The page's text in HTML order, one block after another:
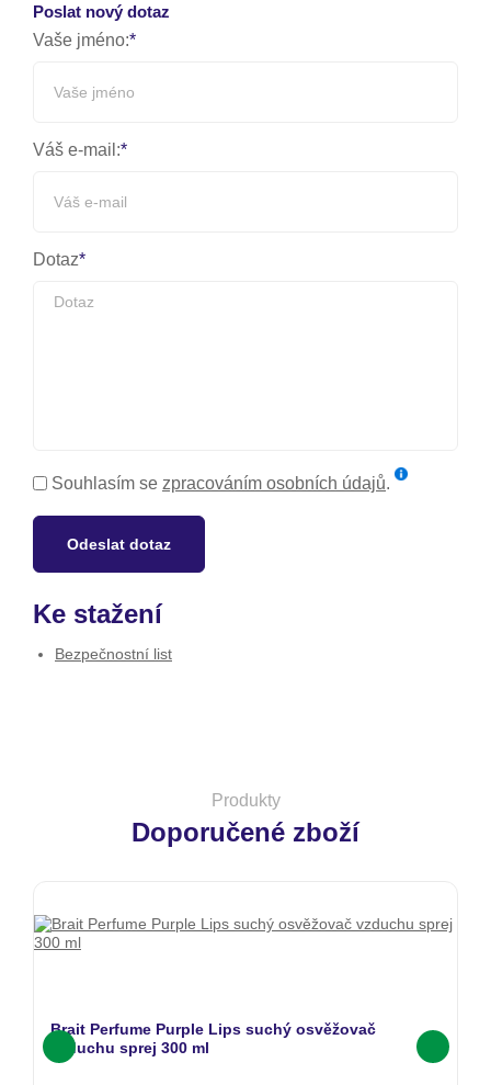
Poslat nový dotaz
Vaše jméno:
Váš e-mail:
Dotaz
Souhlasím se zpracováním osobních údajů.
Odeslat dotaz
Ke stažení
Bezpečnostní list
Produkty
Doporučené zboží
Brait Perfume Purple Lips suchý osvěžovač
vzduchu sprej 300 ml